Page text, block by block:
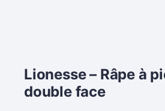
Lionesse – Râpe à
double face